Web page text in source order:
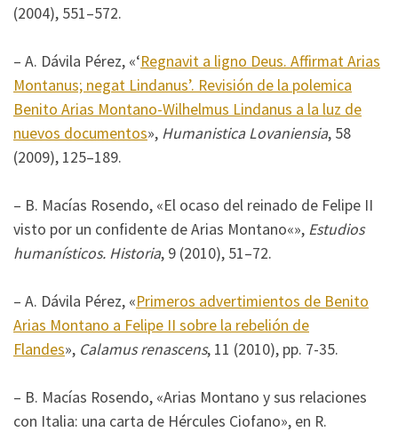
(2004), 551–572.
– A. Dávila Pérez, «‘Regnavit a ligno Deus. Affirmat Arias
Montanus; negat Lindanus’. Revisión de la polemica
Benito Arias Montano-Wilhelmus Lindanus a la luz de
nuevos documentos», Humanistica Lovaniensia, 58
(2009), 125–189.
– B. Macías Rosendo, «El ocaso del reinado de Felipe II
visto por un confidente de Arias Montano«», Estudios
humanísticos. Historia, 9 (2010), 51–72.
– A. Dávila Pérez, «Primeros advertimientos de Benito
Arias Montano a Felipe II sobre la rebelión de
Flandes», Calamus renascens, 11 (2010), pp. 7-35.
– B. Macías Rosendo, «Arias Montano y sus relaciones
con Italia: una carta de Hércules Ciofano», en R.